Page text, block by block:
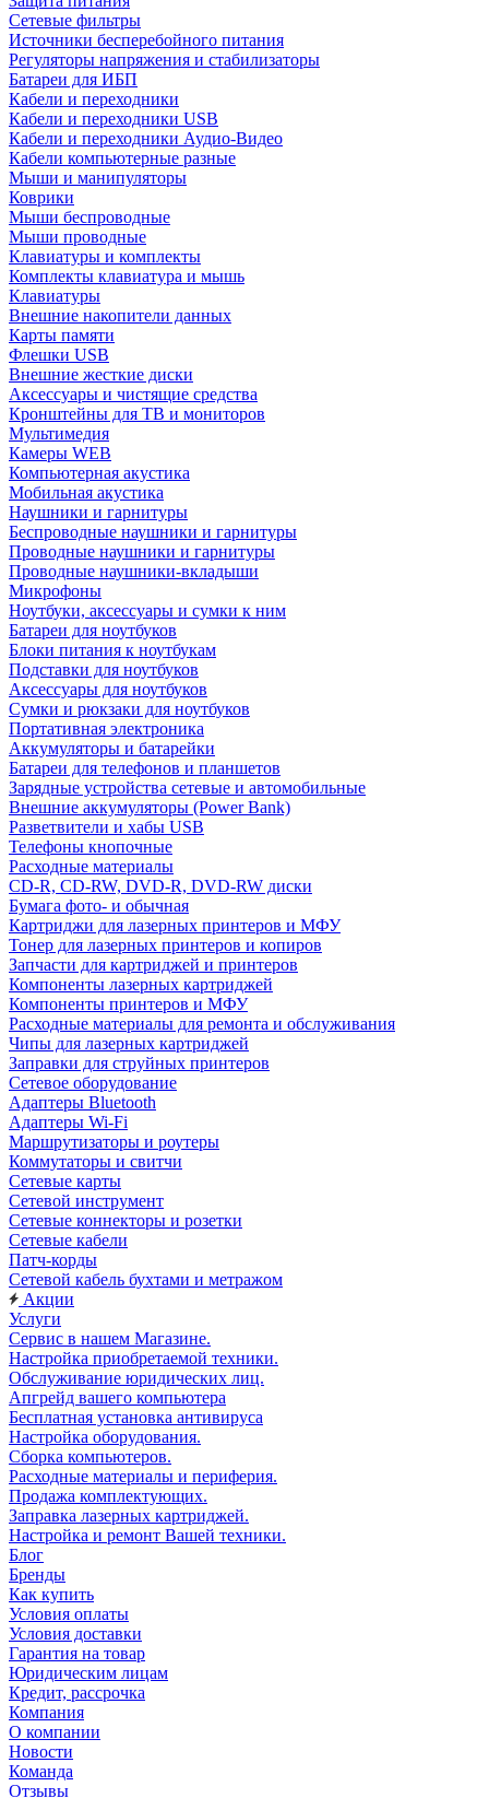
Сетевые фильтры
Источники бесперебойного питания
Регуляторы напряжения и стабилизаторы
Батареи для ИБП
Кабели и переходники
Кабели и переходники USB
Кабели и переходники Аудио-Видео
Кабели компьютерные разные
Мыши и манипуляторы
Коврики
Мыши беспроводные
Мыши проводные
Клавиатуры и комплекты
Комплекты клавиатура и мышь
Клавиатуры
Внешние накопители данных
Карты памяти
Флешки USB
Внешние жесткие диски
Аксессуары и чистящие средства
Кронштейны для ТВ и мониторов
Мультимедия
Камеры WEB
Компьютерная акустика
Мобильная акустика
Наушники и гарнитуры
Беспроводные наушники и гарнитуры
Проводные наушники и гарнитуры
Проводные наушники-вкладыши
Микрофоны
Ноутбуки, аксессуары и сумки к ним
Батареи для ноутбуков
Блоки питания к ноутбукам
Подставки для ноутбуков
Аксессуары для ноутбуков
Сумки и рюкзаки для ноутбуков
Портативная электроника
Аккумуляторы и батарейки
Батареи для телефонов и планшетов
Зарядные устройства сетевые и автомобильные
Внешние аккумуляторы (Power Bank)
Разветвители и хабы USB
Телефоны кнопочные
Расходные материалы
CD-R, CD-RW, DVD-R, DVD-RW диски
Бумага фото- и обычная
Картриджи для лазерных принтеров и МФУ
Тонер для лазерных принтеров и копиров
Запчасти для картриджей и принтеров
Компоненты лазерных картриджей
Компоненты принтеров и МФУ
Расходные материалы для ремонта и обслуживания
Чипы для лазерных картриджей
Заправки для струйных принтеров
Сетевое оборудование
Адаптеры Bluetooth
Адаптеры Wi-Fi
Маршрутизаторы и роутеры
Коммутаторы и свитчи
Сетевые карты
Сетевой инструмент
Сетевые коннекторы и розетки
Сетевые кабели
Патч-корды
Сетевой кабель бухтами и метражом
Акции
Услуги
Сервис в нашем Магазине.
Настройка приобретаемой техники.
Обслуживание юридических лиц.
Апгрейд вашего компьютера
Бесплатная установка антивируса
Настройка оборудования.
Сборка компьютеров.
Расходные материалы и периферия.
Продажа комплектующих.
Заправка лазерных картриджей.
Настройка и ремонт Вашей техники.
Блог
Бренды
Как купить
Условия оплаты
Условия доставки
Гарантия на товар
Юридическим лицам
Кредит, рассрочка
Компания
О компании
Новости
Команда
Отзывы